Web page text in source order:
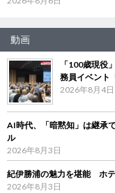
動画
「100歳現
務員イベント
2026年8月4日
AI時代、「暗黙知」は継承
ル
2026年8月3日
紀伊勝浦の魅力を堪能 ホ
2026年8月3日